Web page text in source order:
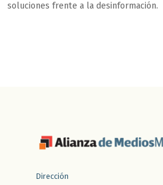
soluciones frente a la desinformación.
Dirección